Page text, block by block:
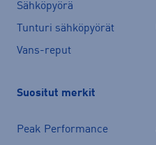
Sähköpyörä
Tunturi sähköpyörät
Vans-reput
Suositut merkit
Peak Performance